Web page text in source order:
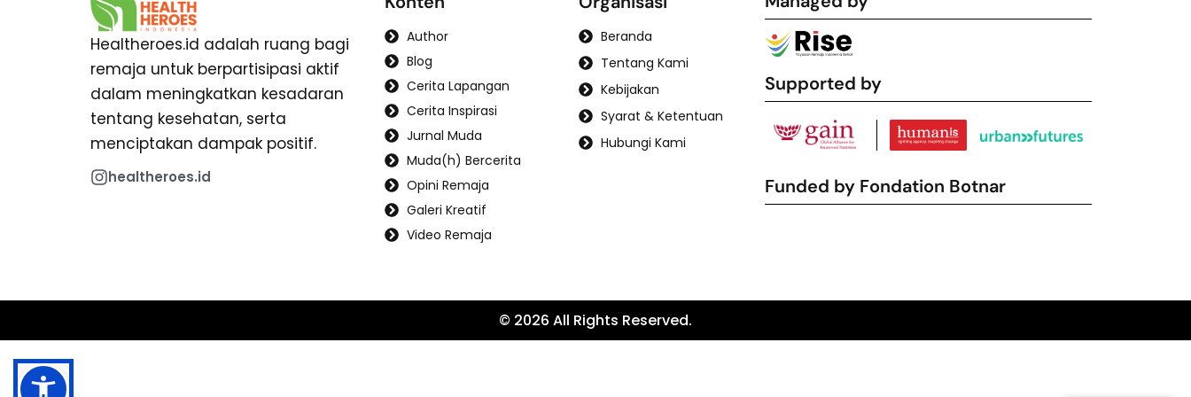
Healtheroes.id adalah ruang bagi
remaja untuk berpartisipasi aktif
dalam meningkatkan kesadaran
tentang kesehatan, serta
menciptakan dampak positif.
healtheroes.id
Author
Blog
Cerita Lapangan
Cerita Inspirasi
Jurnal Muda
Muda(h) Bercerita
Opini Remaja
Galeri Kreatif
Video Remaja
Beranda
Tentang Kami
Kebijakan
Syarat & Ketentuan
Hubungi Kami
Supported by
Funded by Fondation Botnar
© 2026 All Rights Reserved.